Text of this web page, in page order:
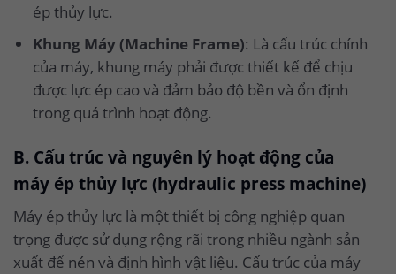
ép thủy lực.
Khung Máy (Machine Frame): Là cấu trúc chính
của máy, khung máy phải được thiết kế để chịu
được lực ép cao và đảm bảo độ bền và ổn định
trong quá trình hoạt động.
B. Cấu trúc và nguyên lý hoạt động của
máy ép thủy lực (hydraulic press machine)
Máy ép thủy lực là một thiết bị công nghiệp quan
trọng được sử dụng rộng rãi trong nhiều ngành sản
xuất để nén và định hình vật liệu. Cấu trúc của máy